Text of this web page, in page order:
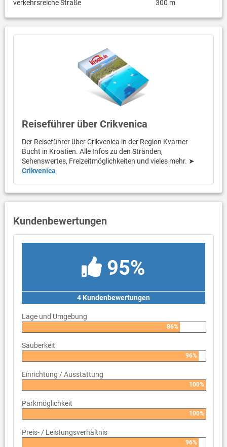
verkehrsreiche Straße 300 m
Reiseführer über Crikvenica
Der Reiseführer über Crikvenica in der Region Kvarner
Bucht in Kroatien. Alle Infos zu den Stränden,
Sehenswertes, Freizeitmöglichkeiten und vieles mehr. ➤
Crikvenica
Kundenbewertungen
95%
4 Kundenbewertungen
Lage und Umgebung
86%
Sauberkeit
96%
Einrichtung / Ausstattung
100%
Parkmöglichkeit
100%
Preis- / Leistungsverhältnis
96%